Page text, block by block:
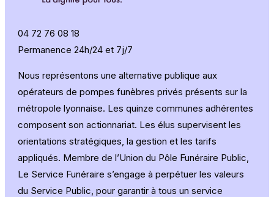
04 72 76 08 18
Permanence 24h/24 et 7j/7
Nous représentons une alternative publique aux
opérateurs de pompes funèbres privés présents sur la
métropole lyonnaise. Les quinze communes adhérentes
composent son actionnariat. Les élus supervisent les
orientations stratégiques, la gestion et les tarifs
appliqués. Membre de l’Union du Pôle Funéraire Public,
Le Service Funéraire s’engage à perpétuer les valeurs
du Service Public, pour garantir à tous un service